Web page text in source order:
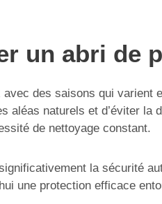
un abri de
des saisons qui varient
aléas naturels et d’éviter la
de nettoyage constant.
la sécurité
une protection efficace